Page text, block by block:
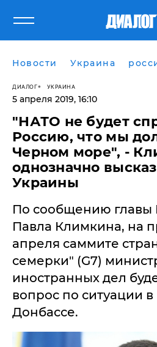
Новости Украина
ДИАЛОГ УКРАИНА
5 апреля 2019, 16:10
"НАТО не будет
Россию, что мы
Черном море", -
однозначно
Украины
По сообщению
Павла Климкина, на
апреля саммите
семерки" (G7)
иностранных дел
вопрос по ситуации
Донбассе.